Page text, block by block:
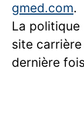
gmed.com.
La politique
site
dernière